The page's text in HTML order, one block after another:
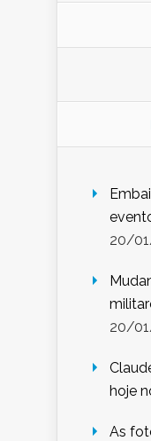
20/
20/
hoje
As